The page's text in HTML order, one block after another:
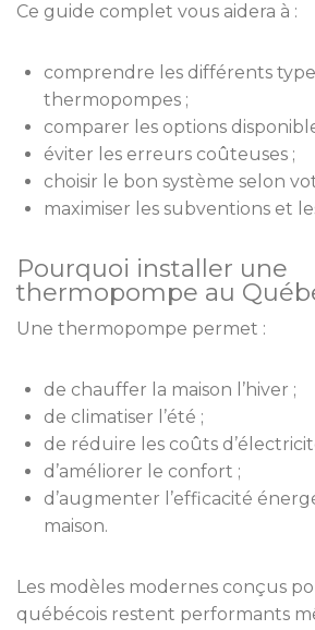
Ce guide complet vous aidera à :
comprendre les différents
thermopompes ;
comparer les options
éviter les erreurs coûteuses ;
choisir le bon système selon
maximiser les subventions et
Pourquoi installer une
thermopompe au
Une thermopompe permet :
de chauffer la maison l’hiver ;
de climatiser l’été ;
de réduire les coûts
d’améliorer le confort ;
d’augmenter l’efficacité
maison.
Les modèles modernes conçus
québécois restent performants